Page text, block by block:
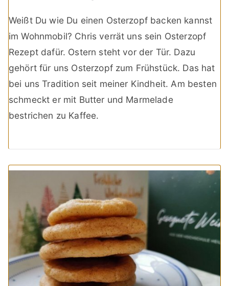
Weißt Du wie Du einen Osterzopf backen kannst
im Wohnmobil? Chris verrät uns sein Osterzopf
Rezept dafür. Ostern steht vor der Tür. Dazu
gehört für uns Osterzopf zum Frühstück. Das hat
bei uns Tradition seit meiner Kindheit. Am besten
schmeckt er mit Butter und Marmelade
bestrichen zu Kaffee.